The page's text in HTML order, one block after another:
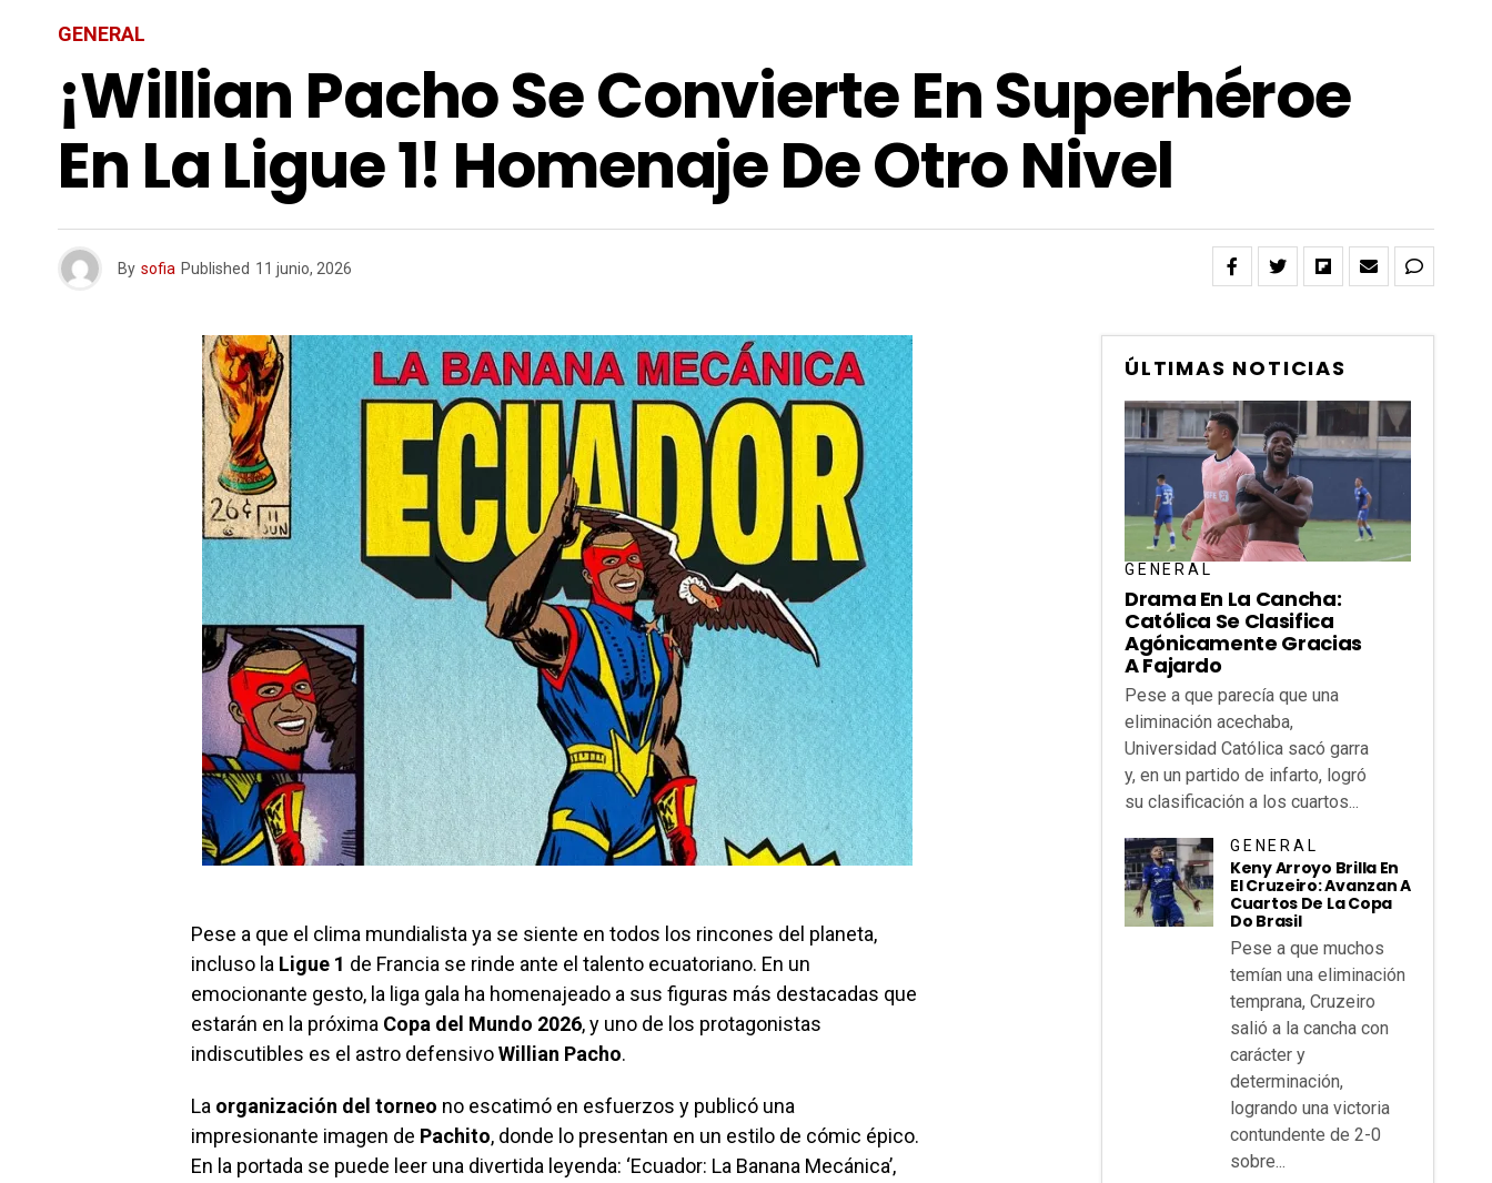
GENERAL
¡Willian Pacho Se Convierte En Superhéroe
En La Ligue 1! Homenaje De Otro Nivel
By sofia Published 11 junio, 2026
Pese a que el clima mundialista ya se siente en todos los rincones del planeta,
incluso la Ligue 1 de Francia se rinde ante el talento ecuatoriano. En un
emocionante gesto, la liga gala ha homenajeado a sus figuras más destacadas que
estarán en la próxima Copa del Mundo 2026, y uno de los protagonistas
indiscutibles es el astro defensivoWillian Pacho.
La organización del torneo no escatimó en esfuerzos y publicó una
impresionante imagen de Pachito, donde lo presentan en un estilo de cómic épico.
En la portada se puede leer una divertida leyenda: ‘Ecuador: La Banana Mecánica’,
ÚLTIMAS NOTICIAS
GENERAL
Drama En La Cancha:
Católica Se Clasifica
Agónicamente Gracias
A Fajardo
Pese a que parecía que una
eliminación acechaba,
Universidad Católica sacó garra
y, en un partido de infarto, logró
su clasificación a los cuartos...
GENERAL
Keny Arroyo Brilla En
El Cruzeiro: Avanzan A
Cuartos De La Copa
Do Brasil
Pese a que muchos
temían una eliminación
temprana, Cruzeiro
salió a la cancha con
carácter y
determinación,
logrando una victoria
contundente de 2-0
sobre...